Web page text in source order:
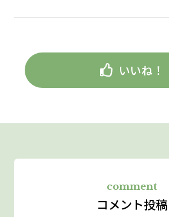
いいね！
comment
コメント投稿